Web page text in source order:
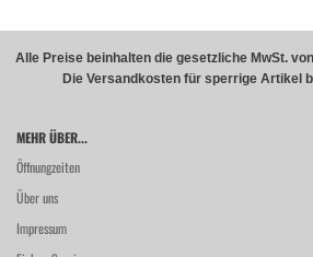
Alle Preise beinhalten die gesetzliche MwSt.
Die Versandkosten für sperrige Artikel
MEHR ÜBER...
Öffnungzeiten
Über uns
Impressum